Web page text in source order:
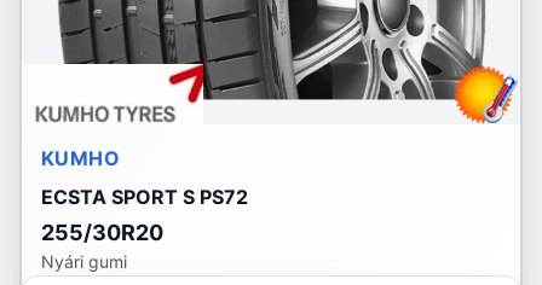
KUMHO
ECSTA SPORT S PS72
255/30R20
Nyári gumi